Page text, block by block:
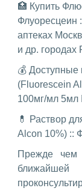
🏥 Купить
Флуоресцеин
аптеках
и др. городах
💰
(Fluorescein
100мг/мл
💊 Раствор
Alcon 10%) ::
Прежде чем